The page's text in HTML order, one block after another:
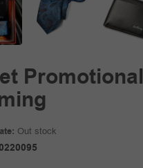
Promotional
Out stock